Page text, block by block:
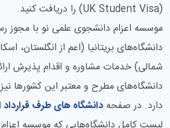
(UK Student Visa) را دریافت کنید.
موسسه اعزام دانشجوی علمی نو با مجوز
دانشگاه‌های بریتانیا (اعم از انگلستان،
شمالی) خدمات مشاوره و اقدام پذیرش
دانشگاه‌های مطرح و معتبر این کشورها
دارد. در صفحه دانشگاه‌ های طرف